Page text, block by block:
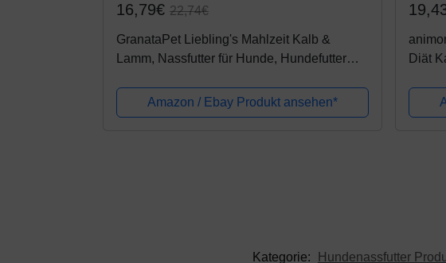
16,79€ 22,74€
GranataPet Liebling's Mahlzeit Kalb &
Lamm, Nassfutter für Hunde, Hundefutter
Alleinfuttermittel, 6 x 800 g
Amazon / Ebay Produkt ansehen*
Diät
Kategorie: Hundenassfutter